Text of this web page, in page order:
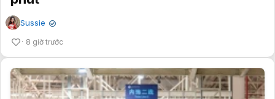
Sussie ✔
8 giờ trước